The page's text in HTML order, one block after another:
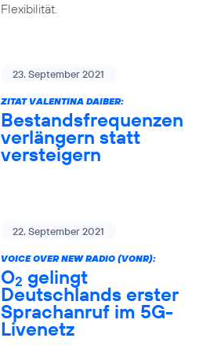
Flexibilität.
23. September 2021
ZITAT VALENTINA DAIBER:
Bestandsfrequenzen
verlängern statt
versteigern
22. September 2021
VOICE OVER NEW RADIO (VONR):
O2 gelingt
Deutschlands erster
Sprachanruf im 5G-
Livenetz